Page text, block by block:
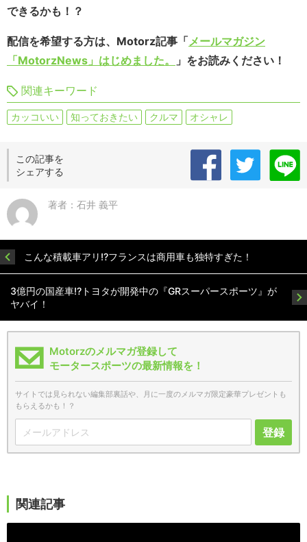
できるかも！？
配信を希望する方は、Motorz記事「メールマガジン
「MotorzNews」はじめました。
」をお読みください！
関連キーワード
カッコいい 知っておきたい クルマ オシャレ
この記事を
シェアする
著者：石井 義平
こんな積載車アリ!?フランスは商用車も独特すぎた！
3億円の国産車!?トヨタが開発中の『GRスーパースポーツ』が
ヤバイ！
Motorzのメルマガ登録して
モータースポーツの最新情報を！
サイトでは見られない編集部裏話や、月に一度のメルマガ限定豪華プレゼントも
もらえるかも！？
登録
関連記事